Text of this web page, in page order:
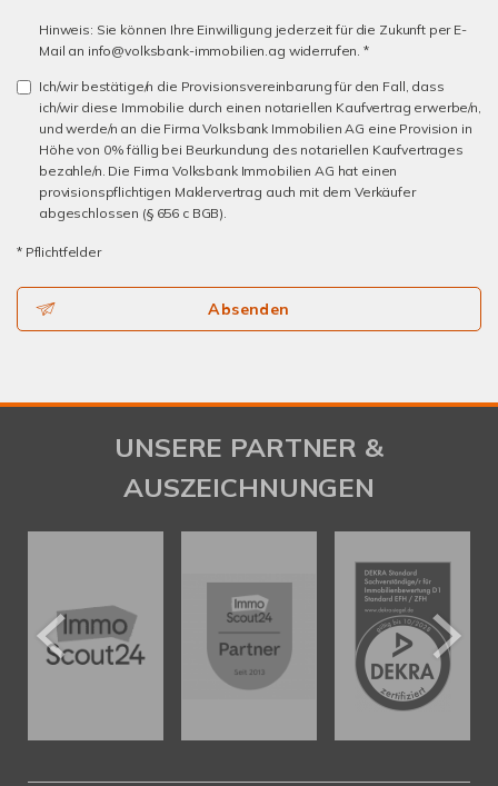
Hinweis: Sie können Ihre Einwilligung jederzeit für die Zukunft per E-
Mail an info@volksbank-immobilien.ag widerrufen. *
Ich/wir bestätige/n die Provisionsvereinbarung für den Fall, dass
ich/wir diese Immobilie durch einen notariellen Kaufvertrag erwerbe/n,
und werde/n an die Firma Volksbank Immobilien AG eine Provision in
Höhe von 0% fällig bei Beurkundung des notariellen Kaufvertrages
bezahle/n. Die Firma Volksbank Immobilien AG hat einen
provisionspflichtigen Maklervertrag auch mit dem Verkäufer
abgeschlossen (§ 656 c BGB).
* Pflichtfelder
Absenden
UNSERE PARTNER &
AUSZEICHNUNGEN